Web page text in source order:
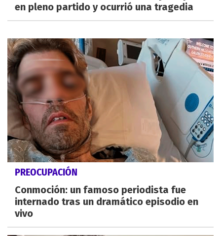
en pleno partido y ocurrió una tragedia
PREOCUPACIÓN
Conmoción: un famoso periodista fue
internado tras un dramático episodio en
vivo